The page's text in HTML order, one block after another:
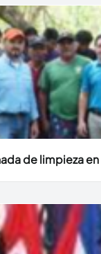
de limpieza